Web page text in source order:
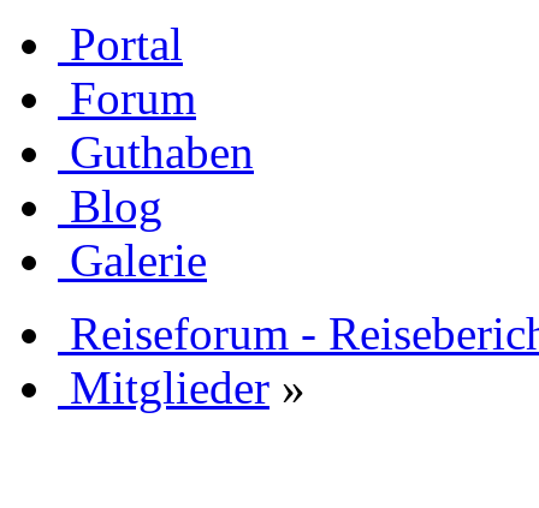
Portal
Forum
Guthaben
Blog
Galerie
Reiseforum -
Mitglieder »